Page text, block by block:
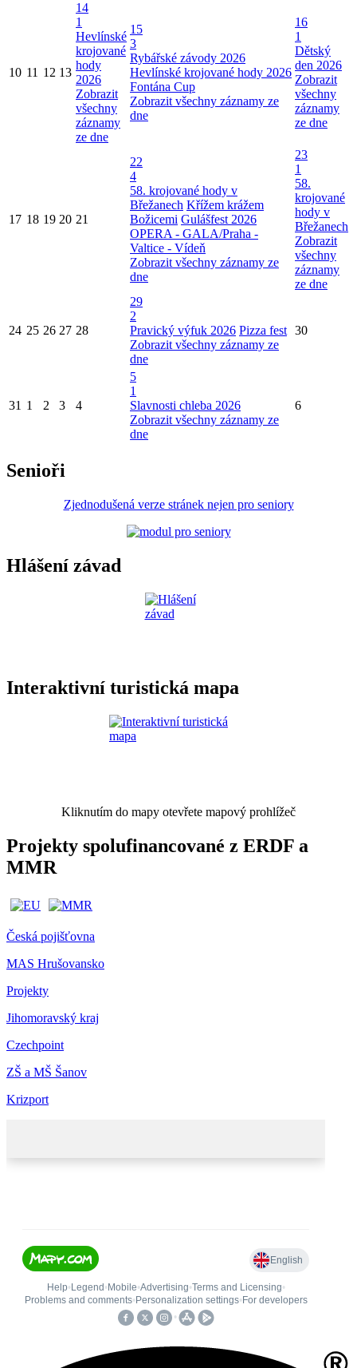
10 11 12 13
14
1
Hevlínské
krojované
hody
2026
Zobrazit
všechny
záznamy
ze dne
15
3
Rybářské závody 2026
Hevlínské krojované hody 2026
Fontána Cup
Zobrazit všechny záznamy ze
dne
16
1
Dětský
den 2026
Zobrazit
všechny
záznamy
ze dne
17 18 19 20 21
22
4
58. krojované hody v
Břežanech Křížem krážem
Božicemi Gulášfest 2026
OPERA - GALA/Praha -
Valtice - Vídeň
Zobrazit všechny záznamy ze
dne
23
1
58.
krojované
hody v
Břežanech
Zobrazit
všechny
záznamy
ze dne
24 25 26 27 28
29
2
Pravický výfuk 2026 Pizza fest
Zobrazit všechny záznamy ze
dne
30
31 1 2 3 4
5
1
Slavnosti chleba 2026
Zobrazit všechny záznamy ze
dne
6
Senioři
Zjednodušená verze stránek nejen pro seniory
Hlášení závad
Interaktivní turistická mapa
Kliknutím do mapy otevřete mapový prohlížeč
Projekty spolufinancované z ERDF a
MMR
Česká pojišťovna
MAS Hrušovansko
Projekty
Jihomoravský kraj
Czechpoint
ZŠ a MŠ Šanov
Krizport